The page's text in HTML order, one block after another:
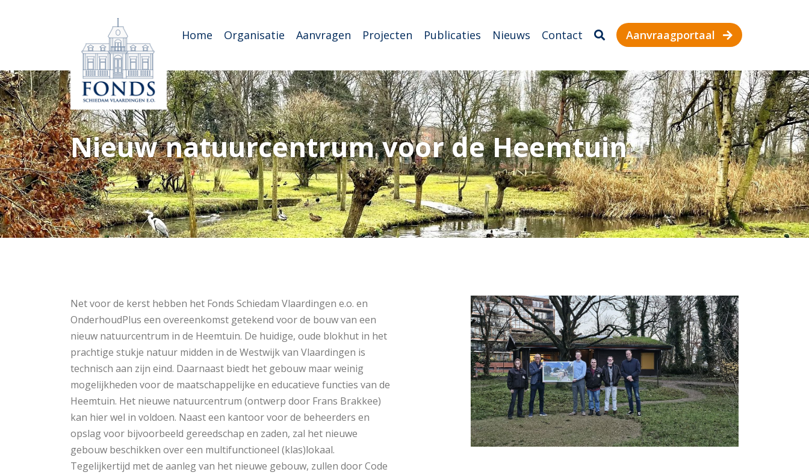
Home Organisatie Aanvragen Projecten Publicaties Nieuws Contact Aanvraagportaal
Nieuw natuurcentrum voor de Heemtuin
Net voor de kerst hebben het Fonds Schiedam Vlaardingen e.o. en
OnderhoudPlus een overeenkomst getekend voor de bouw van een
nieuw natuurcentrum in de Heemtuin. De huidige, oude blokhut in het
prachtige stukje natuur midden in de Westwijk van Vlaardingen is
technisch aan zijn eind. Daarnaast biedt het gebouw maar weinig
mogelijkheden voor de maatschappelijke en educatieve functies van de
Heemtuin. Het nieuwe natuurcentrum (ontwerp door Frans Brakkee)
kan hier wel in voldoen. Naast een kantoor voor de beheerders en
opslag voor bijvoorbeeld gereedschap en zaden, zal het nieuwe
gebouw beschikken over een multifunctioneel (klas)lokaal.
Tegelijkertijd met de aanleg van het nieuwe gebouw, zullen door Code